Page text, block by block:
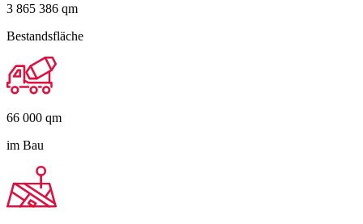
3 865 386 qm
Bestandsfläche
66 000 qm
im Bau